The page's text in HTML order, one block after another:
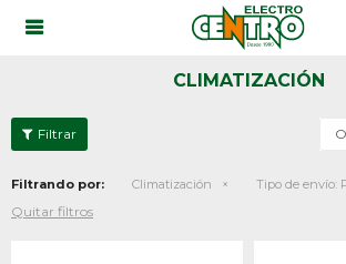

CLIMATIZACIÓN
Filtrando por: Climatización Tipo de envío:
Quitar filtros